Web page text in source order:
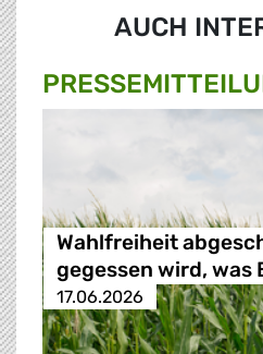
AUCH
Wahlfreiheit
gegessen wird, was
17.06.2026